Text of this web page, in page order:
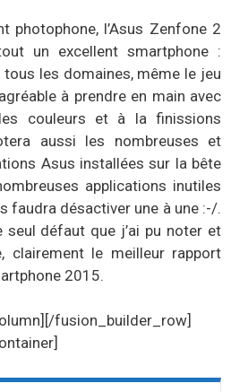
photophone, l’Asus Zenfone 2
un excellent smartphone :
les domaines, même le jeu
à prendre en main avec
couleurs et à la finissions
aussi les nombreuses et
Asus installées sur la bête
applications inutiles
faudra désactiver une à une :-/.
seul défaut que j’ai pu noter et
clairement le meilleur rapport
2015.
fusion_builder_row]